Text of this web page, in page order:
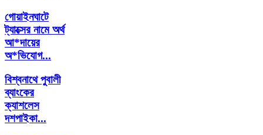
গোয়াইনঘাটে
ট্যাক্সের নামে অর্থ
আ*দায়ের
অ*ভিযোগ...
বিশ্বনাথে পুবালী
ব্যাংকের
ক্যাশলেস
দশপাইকা...